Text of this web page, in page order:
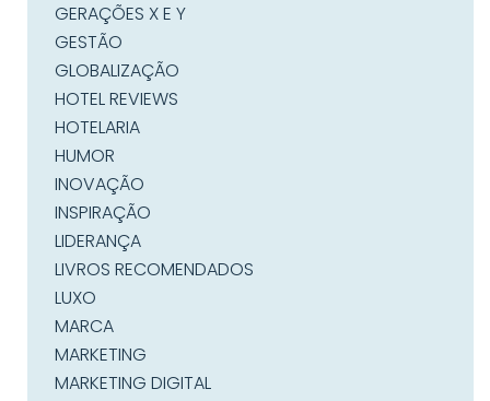
GERAÇÕES X E Y
GESTÃO
GLOBALIZAÇÃO
HOTEL REVIEWS
HOTELARIA
HUMOR
INOVAÇÃO
INSPIRAÇÃO
LIDERANÇA
LIVROS RECOMENDADOS
LUXO
MARCA
MARKETING
MARKETING DIGITAL